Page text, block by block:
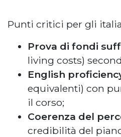
Punti critici per gli
Prova di fondi
living costs)
English
equivalenti) con
il corso;
Coerenza del
credibilità del